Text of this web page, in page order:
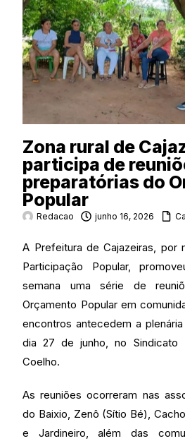
Zona rural de
participa de
preparatórias do
Popular
Redacao junho 16, 2026
A Prefeitura de Cajazeiras, por
Participação Popular,
semana uma série de
Orçamento Popular em
encontros antecedem a
dia 27 de junho, no Sindicato
Coelho.
As reuniões ocorreram nas
do Baixio, Zenô (Sítio Bé),
e Jardineiro, além das